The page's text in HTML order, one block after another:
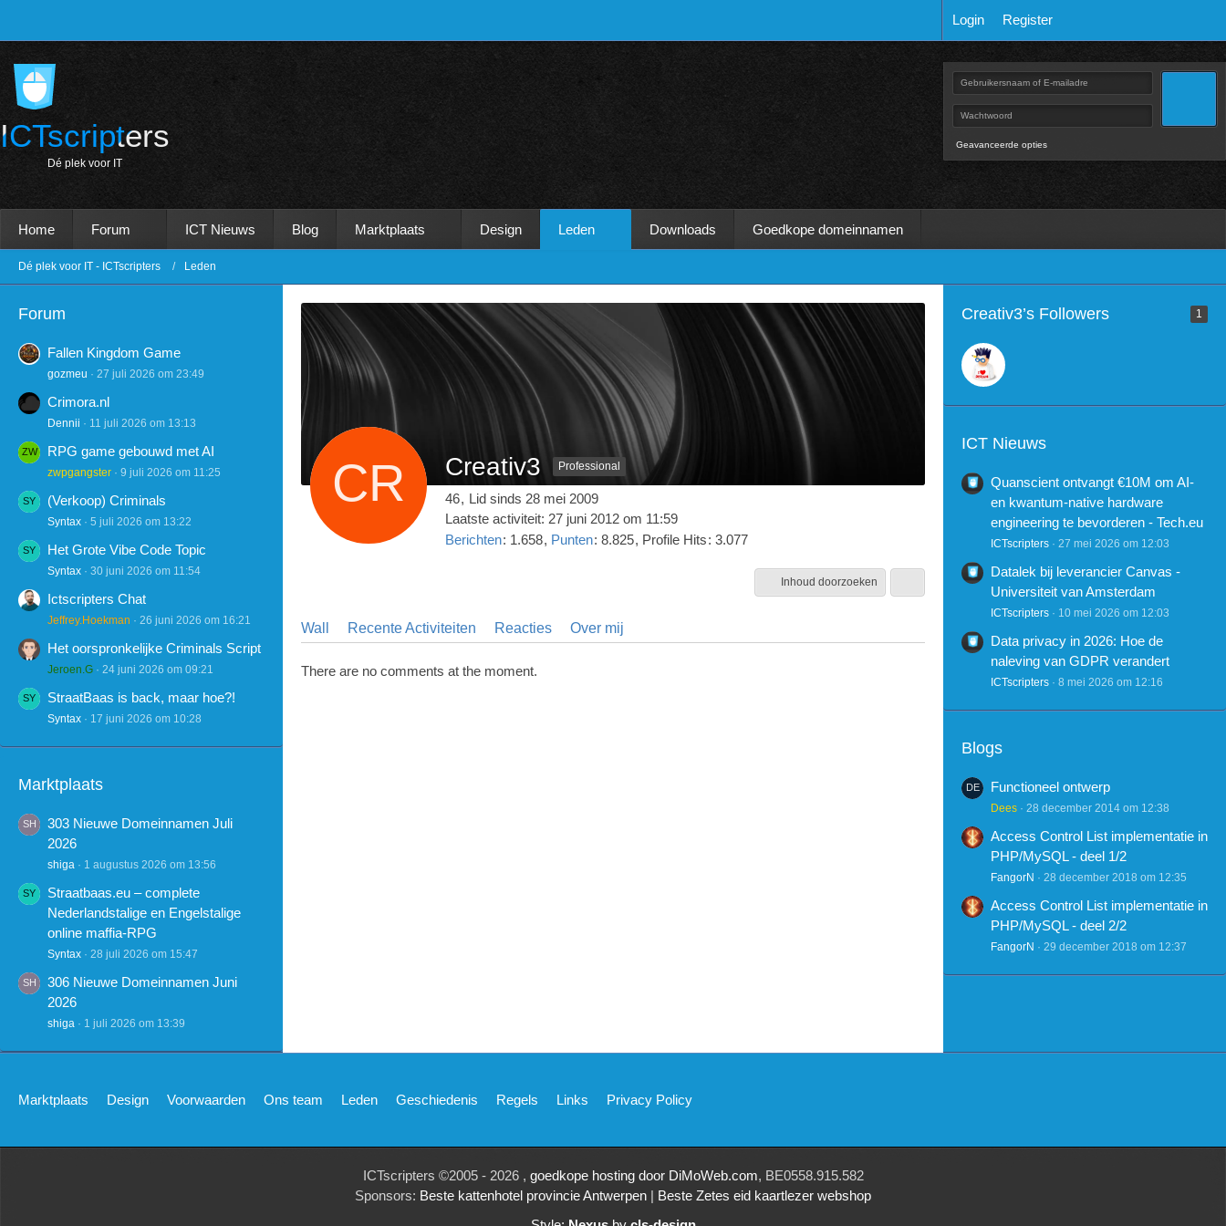
Login Register
ICTscripters
Dé p e k voor T
Geavanceerde opties
Home Forum ICT Nieuws Blog Marktplaats Design Leden Downloads Goedkope domeinnamen
Dé plek voor IT - ICTscripters Leden
Forum
Fallen Kingdom Game
gozmeu 27 juli 2026 om 23:49
Crimora.nl
Dennii 11 juli 2026 om 13:13
RPG game gebouwd met AI
zwpgangster 9 juli 2026 om 11:25
(Verkoop) Criminals
Syntax 5 juli 2026 om 13:22
Het Grote Vibe Code Topic
Syntax 30 juni 2026 om 11:54
Ictscripters Chat
Jeffrey.Hoekman 26 juni 2026 om 16:21
Het oorspronkelijke Criminals Script
Jeroen.G 24 juni 2026 om 09:21
StraatBaas is back, maar hoe?!
Syntax 17 juni 2026 om 10:28
Marktplaats
303 Nieuwe Domeinnamen Juli
2026
shiga 1 augustus 2026 om 13:56
Straatbaas.eu – complete
Nederlandstalige en Engelstalige
online maffia-RPG
Syntax 28 juli 2026 om 15:47
306 Nieuwe Domeinnamen Juni
2026
shiga 1 juli 2026 om 13:39
Creativ3 Professional
46
Lid sinds 28 mei 2009
Laatste activiteit: 27 juni 2012 om 11:59
Berichten 1.658 Punten 8.825 Profile Hits 3.077
Inhoud doorzoeken
Wall Recente Activiteiten Reacties Over mij
There are no comments at the moment.
Creativ3’s Followers 1
ICT Nieuws
Quanscient ontvangt €10M om AI-
en kwantum-native hardware
engineering te bevorderen - Tech.eu
ICTscripters 27 mei 2026 om 12:03
Datalek bij leverancier Canvas -
Universiteit van Amsterdam
ICTscripters 10 mei 2026 om 12:03
Data privacy in 2026: Hoe de
naleving van GDPR verandert
ICTscripters 8 mei 2026 om 12:16
Blogs
Functioneel ontwerp
Dees 28 december 2014 om 12:38
Access Control List implementatie in
PHP/MySQL - deel 1/2
FangorN 28 december 2018 om 12:35
Access Control List implementatie in
PHP/MySQL - deel 2/2
FangorN 29 december 2018 om 12:37
Marktplaats Design Voorwaarden Ons team Leden Geschiedenis Regels Links Privacy Policy
ICTscripters ©2005 - 2026 , goedkope hosting door DiMoWeb.com, BE0558.915.582
Sponsors: Beste kattenhotel provincie Antwerpen | Beste Zetes eid kaartlezer webshop